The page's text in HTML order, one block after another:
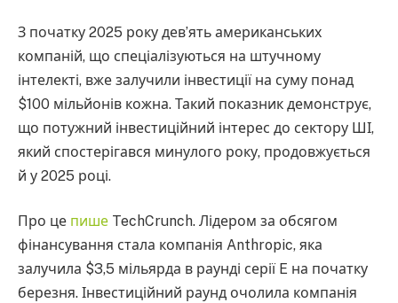
З початку 2025 року дев’ять американських
компаній, що спеціалізуються на штучному
інтелекті, вже залучили інвестиції на суму понад
$100 мільйонів кожна. Такий показник демонструє,
що потужний інвестиційний інтерес до сектору ШІ,
який спостерігався минулого року, продовжується
й у 2025 році.
Про це пише TechCrunch. Лідером за обсягом
фінансування стала компанія Anthropic, яка
залучила $3,5 мільярда в раунді серії E на початку
березня. Інвестиційний раунд очолила компанія